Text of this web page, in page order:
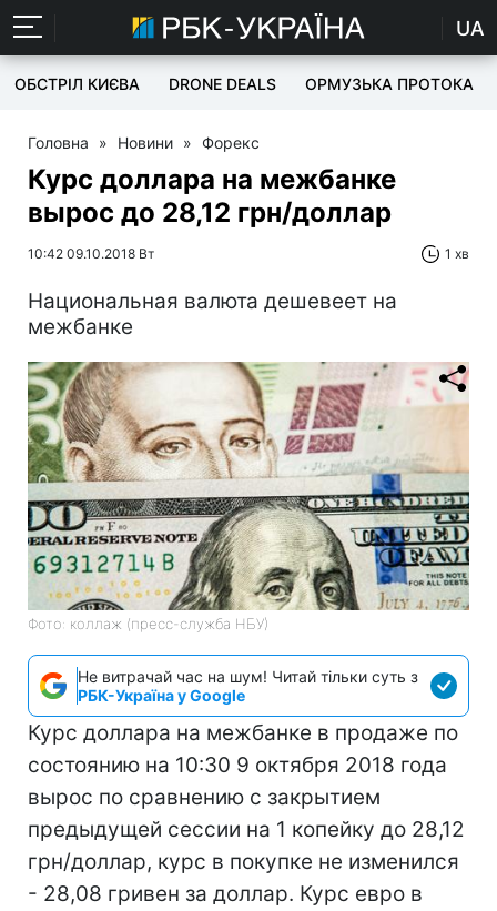
UA
ОБСТРІЛ КИЄВА DRONE DEALS ОРМУЗЬКА ПРОТОКА
Головна » Новини » Форекс
Курс доллара на межбанке
вырос до 28,12 грн/доллар
10:42 09.10.2018 Вт 1 хв
Национальная валюта дешевеет на
межбанке
Фото: коллаж (пресс-служба НБУ)
Не витрачай час на шум! Читай тільки суть з
РБК-Україна у Google
Курс доллара на межбанке в продаже по
состоянию на 10:30 9 октября 2018 года
вырос по сравнению с закрытием
предыдущей сессии на 1 копейку до 28,12
грн/доллар, курс в покупке не изменился
- 28,08 гривен за доллар. Курс евро в